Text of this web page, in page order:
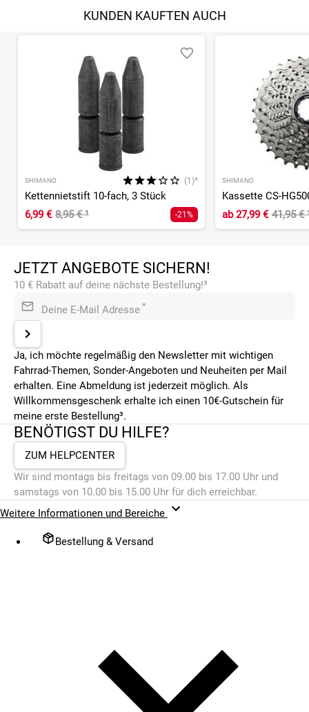
KUNDEN KAUFTEN AUCH
SHIMANO (1)*
Kettennietstift 10-fach, 3 Stück
6,99 € 8,95 €¹ -21%
SHIMANO
Kassette CS-
ab27,99 € 41,95 €
JETZT ANGEBOTE SICHERN!
10 € Rabatt auf deine nächste Bestellung!³
Deine E-Mail Adresse *
Ja, ich möchte regelmäßig den Newsletter mit wichtigen
Fahrrad-Themen, Sonder-Angeboten und Neuheiten per Mail
erhalten. Eine Abmeldung ist jederzeit möglich. Als
Willkommensgeschenk erhalte ich einen 10€-Gutschein für
meine erste Bestellung³.
BENÖTIGST DU HILFE?
ZUM HELPCENTER
Wir sind montags bis freitags von 09.00 bis 17.00 Uhr und
samstags von 10.00 bis 15.00 Uhr für dich erreichbar.
Weitere Informationen und Bereiche
Bestellung & Versand